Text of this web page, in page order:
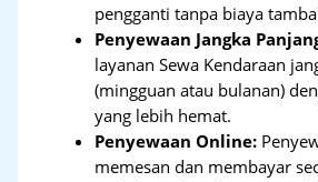
pengganti tanpa biaya
Penyewaan Jangka
layanan Sewa Kendaraan
(mingguan atau bulanan)
yang lebih hemat.
Penyewaan Online:
memesan dan membayar